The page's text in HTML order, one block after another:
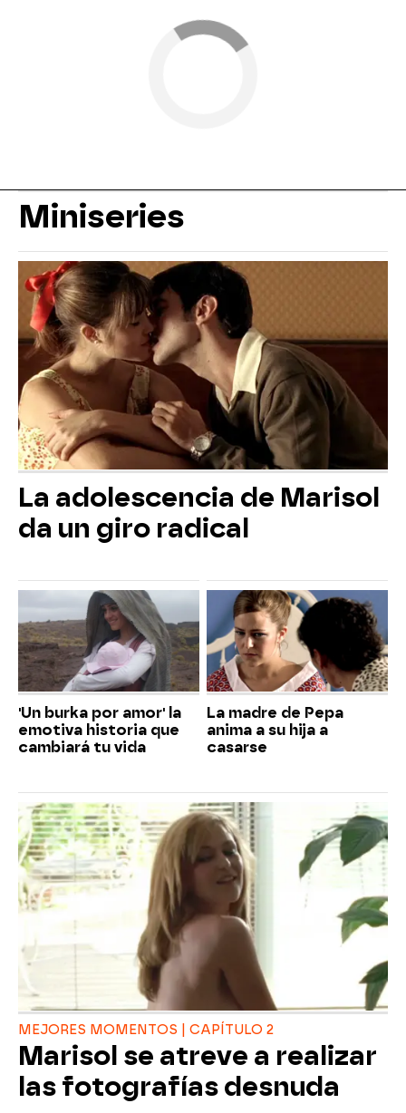
Miniseries
La adolescencia de Marisol
da un giro radical
'Un burka por amor' la
emotiva historia que
cambiará tu vida
La madre de Pepa
anima a su hija a
casarse
MEJORES MOMENTOS | CAPÍTULO 2
Marisol se atreve a realizar
las fotografías desnuda